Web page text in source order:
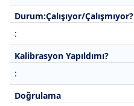
Durum:Çalışıyor/Çalışmıyor?
:
Kalibrasyon Yapıldımı?
:
Doğrulama